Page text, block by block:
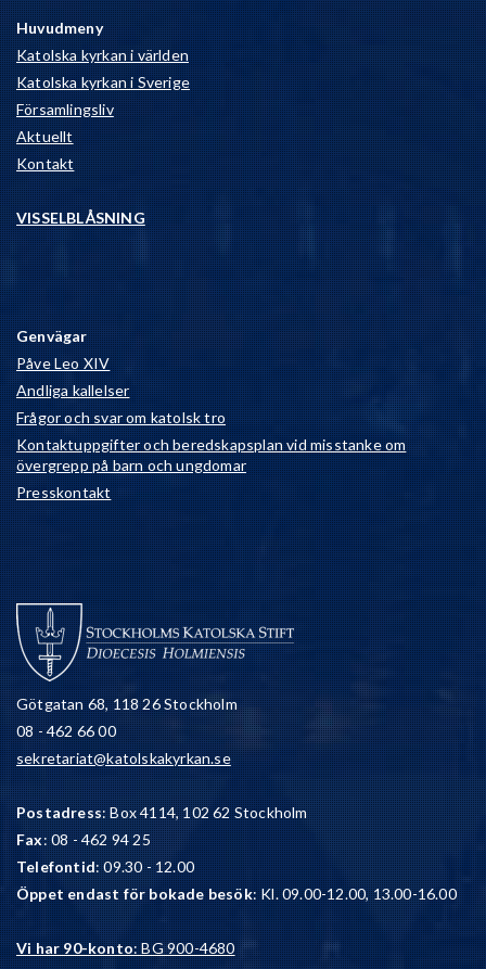
Huvudmeny
Katolska kyrkan i världen
Katolska kyrkan i Sverige
Församlingsliv
Aktuellt
Kontakt
VISSELBLÅSNING
Genvägar
Påve Leo XIV
Andliga kallelser
Frågor och svar om katolsk tro
Kontaktuppgifter och beredskapsplan vid misstanke om
övergrepp på barn och ungdomar
Presskontakt
Götgatan 68, 118 26 Stockholm
08 - 462 66 00
sekretariat@katolskakyrkan.se
Postadress: Box 4114, 102 62 Stockholm
Fax: 08 - 462 94 25
Telefontid: 09.30 - 12.00
Öppet endast för bokade besök: Kl. 09.00-12.00, 13.00-16.00
Vi har 90-konto: BG 900-4680